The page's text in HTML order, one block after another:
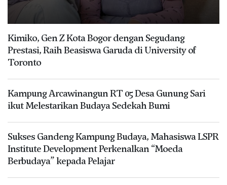
Kimiko, Gen Z Kota Bogor dengan Segudang
Prestasi, Raih Beasiswa Garuda di University of
Toronto
Kampung Arcawinangun RT 05 Desa Gunung Sari
ikut Melestarikan Budaya Sedekah Bumi
Sukses Gandeng Kampung Budaya, Mahasiswa LSPR
Institute Development Perkenalkan “Moeda
Berbudaya” kepada Pelajar